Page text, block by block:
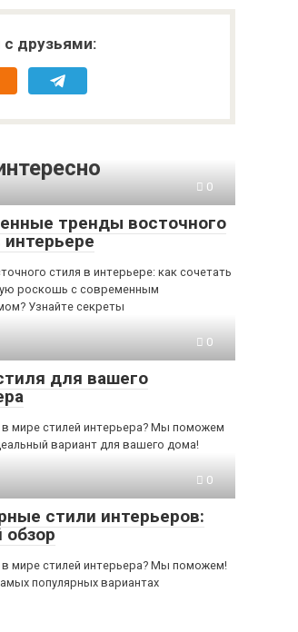
с друзьями:
0
тренды восточного
интерьере
стиля в интерьере: как сочетать
роскошь с современным
Узнайте секреты
0
для вашего
в мире стилей интерьера? Мы поможем
вариант для вашего дома!
0
стили интерьеров:
обзор
в мире стилей интерьера? Мы поможем!
популярных вариантах